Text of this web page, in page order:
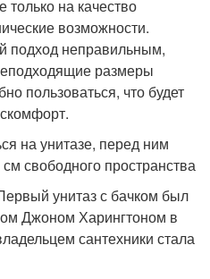
на качество
возможности.
подход неправильным,
размеры
пользоваться, что будет
на унитазе, перед ним
свободного пространства
унитаз с бачком был
Джоном Харингтоном в
сантехники стала